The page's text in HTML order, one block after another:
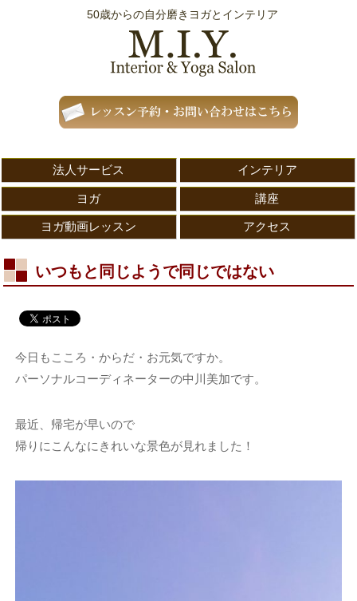
50歳からの自分磨きヨガとインテリア
法人サービス インテリア
ヨガ 講座
ヨガ動画レッスン アクセス
いつもと同じようで同じではない
今日もこころ・からだ・お元気ですか。
パーソナルコーディネーターの中川美加です。
最近、帰宅が早いので
帰りにこんなにきれいな景色が見れました！